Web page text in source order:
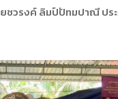
ยชวรงค์ ลิมป์ปัทมปาณี ประ